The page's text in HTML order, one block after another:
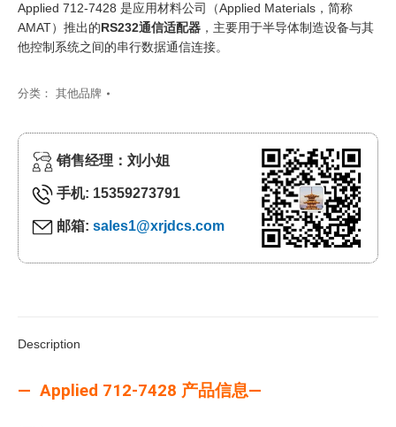
Applied 712-7428 是应用材料公司（Applied Materials，简称
AMAT）推出的RS232通信适配器 ，主要用于半导体制造设备与其
他控制系统之间的串行数据通信连接。
分类： 其他品牌
销售经理：刘小姐
手机: 15359273791
邮箱: sales1@xrjdcs.com
Description
— Applied 712-7428 产品信息—